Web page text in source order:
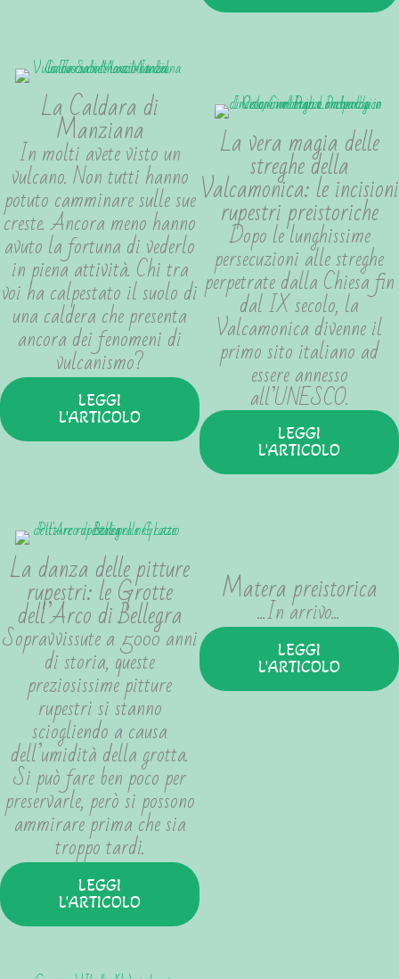
La Caldara di
Manziana
In molti avete visto un
vulcano. Non tutti hanno
potuto camminare sulle sue
creste. Ancora meno hanno
avuto la fortuna di vederlo
in piena attività. Chi tra
voi ha calpestato il suolo di
una caldera che presenta
ancora dei fenomeni di
vulcanismo?
LEGGI
L'ARTICOLO
La vera magia delle
streghe della
Valcamonica: le incisioni
rupestri preistoriche
Dopo le lunghissime
persecuzioni alle streghe
perpetrate dalla Chiesa fin
dal IX secolo, la
Valcamonica divenne il
primo sito italiano ad
essere annesso
all’UNESCO.
LEGGI
L'ARTICOLO
La danza delle pitture
rupestri: le Grotte
dell’Arco di Bellegra
Sopravvissute a 5000 anni
di storia, queste
preziosissime pitture
rupestri si stanno
sciogliendo a causa
dell’umidità della grotta.
Si può fare ben poco per
preservarle, però si possono
ammirare prima che sia
troppo tardi.
LEGGI
L'ARTICOLO
Matera preistorica
...In arrivo...
LEGGI
L'ARTICOLO